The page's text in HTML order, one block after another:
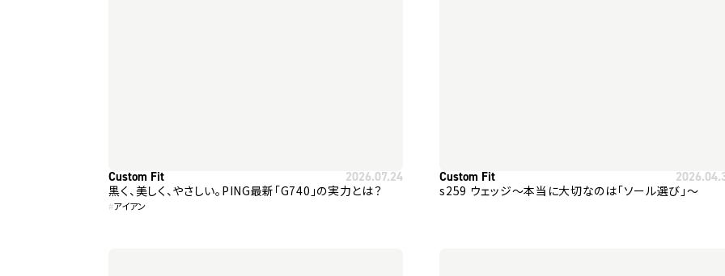
Custom Fit 2026.07.24
黒く、美しく、やさしい。PING最新「G740」の実力とは？
#アイアン
Custom Fit
s259 ウェッジ～本当に大切なのは「ソール選び」～